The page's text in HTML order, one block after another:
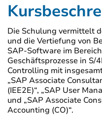
Die Schulung vermittelt
und die Vertiefung von
SAP-Software im
Geschäftsprozesse in S/
Controlling mit
„SAP Associate
(IEE2E)“, „SAP User
und „SAP Associate
Accounting (CO)“.